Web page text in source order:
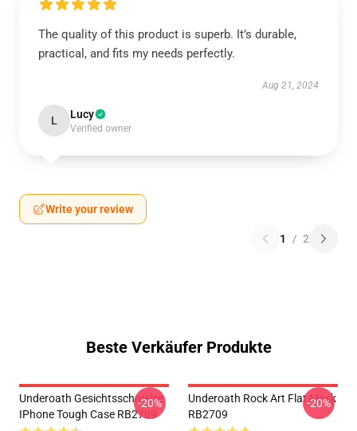
The quality of this product is superb. It’s durable,
practical, and fits my needs perfectly.
Aug 21, 2024
L Lucy
Verified owner
Write your review
1 / 2
Beste Verkäufer Produkte
Underoath Gesichtsschmelze
IPhone Tough Case RB2709
-20%
Underoath Rock Art Flat Mask
RB2709
-20%